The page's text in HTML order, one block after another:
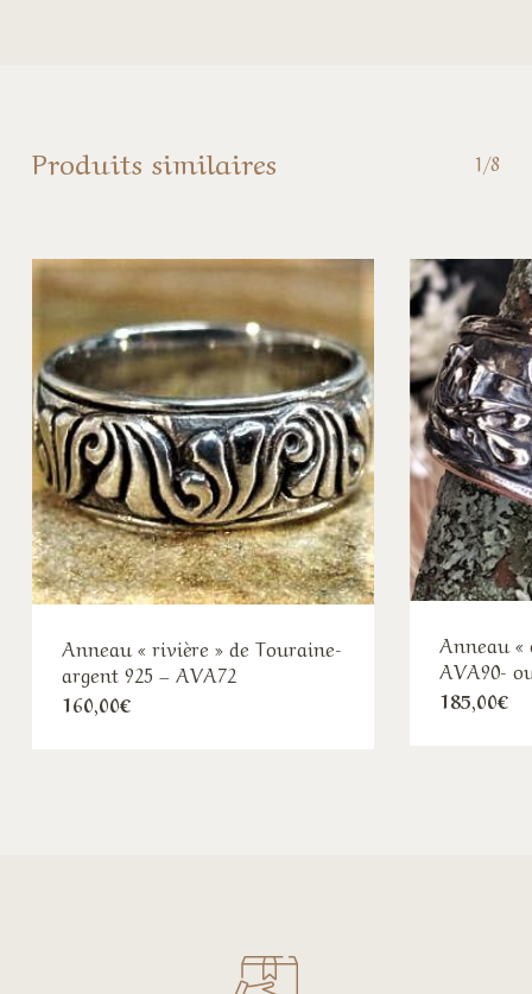
Produits similaires 1/8
Anneau « rivière » de Touraine-
argent 925 – AVA72
160,00€
Anneau «
AVA90-
185,00€